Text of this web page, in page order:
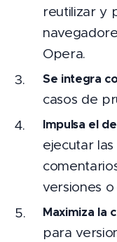
reutilizar y
Opera.
Se integra
casos de
Impulsa el
ejecutar
versiones o
Maximiza la
para